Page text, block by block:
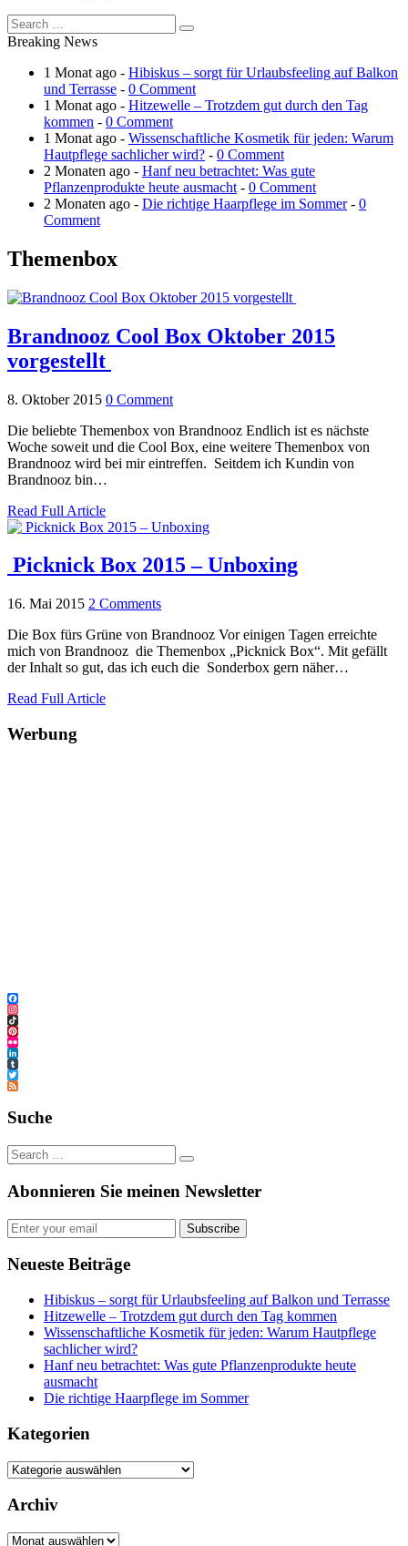
Breaking News
1 Monat ago - Hibiskus – sorgt für Urlaubsfeeling auf Balkon
und Terrasse - 0 Comment
1 Monat ago - Hitzewelle – Trotzdem gut durch den Tag
kommen - 0 Comment
1 Monat ago - Wissenschaftliche Kosmetik für jeden: Warum
Hautpflege sachlicher wird? - 0 Comment
2 Monaten ago - Hanf neu betrachtet: Was gute
Pflanzenprodukte heute ausmacht - 0 Comment
2 Monaten ago - Die richtige Haarpflege im Sommer- 0
Comment
Themenbox
Brandnooz Cool Box Oktober 2015
vorgestellt
8. Oktober 2015 0 Comment
Die beliebte Themenbox von Brandnooz Endlich ist es nächste
Woche soweit und die Cool Box, eine weitere Themenbox von
Brandnooz wird bei mir eintreffen. Seitdem ich Kundin von
Brandnooz bin…
Read Full Article
Picknick Box 2015 – Unboxing
16. Mai 2015 2 Comments
Die Box fürs Grüne von Brandnooz Vor einigen Tagen erreichte
mich von Brandnooz die Themenbox „Picknick Box“. Mit gefällt
der Inhalt so gut, das ich euch die Sonderbox gern näher…
Read Full Article
Werbung
Facebook
Instagram
TikTok
Pinterest
Flickr
LinkedIn
Tumblr
Twitter
Feed
Suche
Abonnieren Sie meinen Newsletter
Subscribe
Neueste Beiträge
Hibiskus – sorgt für Urlaubsfeeling auf Balkon und Terrasse
Hitzewelle – Trotzdem gut durch den Tag kommen
Wissenschaftliche Kosmetik für jeden: Warum Hautpflege
sachlicher wird?
Hanf neu betrachtet: Was gute Pflanzenprodukte heute
ausmacht
Die richtige Haarpflege im Sommer
Kategorien
Kategorien
Archiv
Archiv